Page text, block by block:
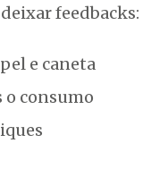
feedbacks:
e caneta
consumo